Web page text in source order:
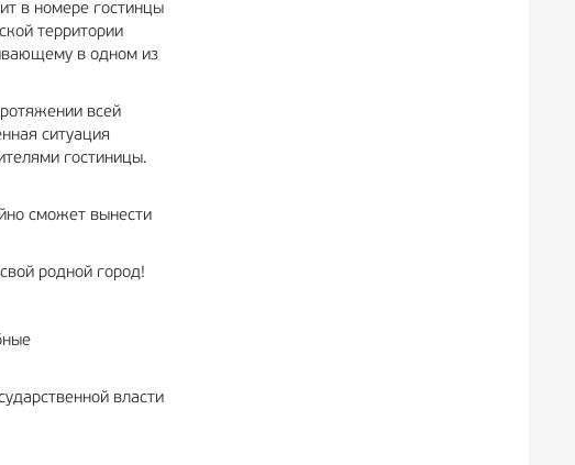
в номере гостинцы
территории
в одном из
всей
ситуация
гостиницы.
сможет вынести
родной город!
власти